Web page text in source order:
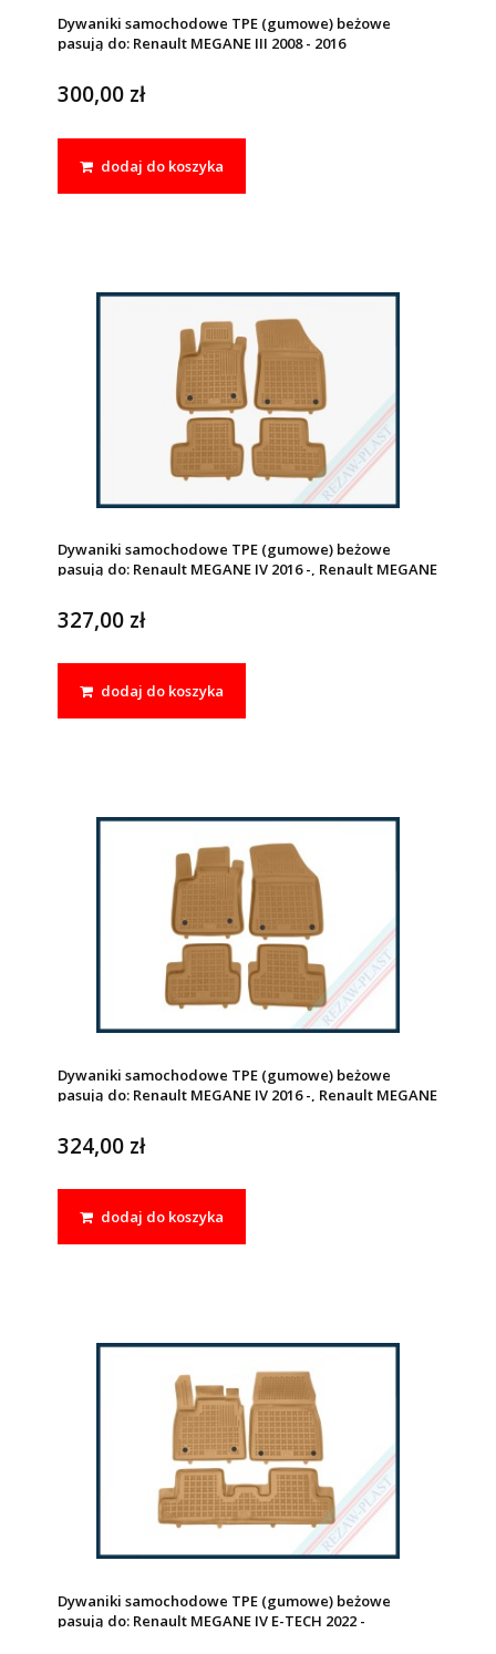
Dywaniki samochodowe TPE (gumowe) beżowe
pasują do: Renault MEGANE III 2008 - 2016
300,00 zł
dodaj do koszyka
Dywaniki samochodowe TPE (gumowe) beżowe
pasują do: Renault MEGANE IV 2016 -, Renault MEGANE
327,00 zł
dodaj do koszyka
Dywaniki samochodowe TPE (gumowe) beżowe
pasują do: Renault MEGANE IV 2016 -, Renault MEGANE
324,00 zł
dodaj do koszyka
Dywaniki samochodowe TPE (gumowe) beżowe
pasują do: Renault MEGANE IV E-TECH 2022 -